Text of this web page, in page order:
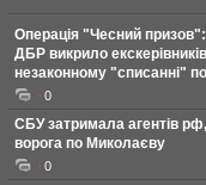
Операція "Чесний призов":
ДБР викрило
незаконному "списанні"
0
СБУ затримала агентів
ворога по Миколаєву
0